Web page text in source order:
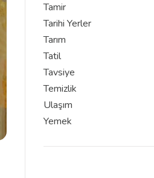
Tamir
Tarihi Yerler
Tarım
Tatil
Tavsiye
Temizlik
Ulaşım
Yemek